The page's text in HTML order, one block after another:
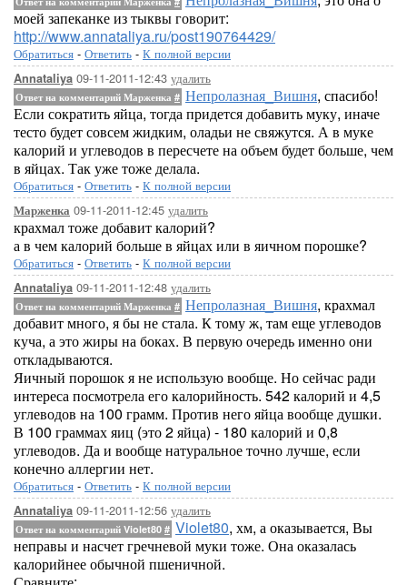
моей запеканке из тыквы говорит:
http://www.annataliya.ru/post190764429/
Обратиться - Ответить - К полной версии
Annataliya 09-11-2011-12:43 удалить
Ответ на комментарий Марженка # Непролазная_Вишня, спасибо!
Если сократить яйца, тогда придется добавить муку, иначе
тесто будет совсем жидким, оладьи не свяжутся. А в муке
калорий и углеводов в пересчете на объем будет больше, чем
в яйцах. Так уже тоже делала.
Обратиться - Ответить - К полной версии
Марженка 09-11-2011-12:45 удалить
крахмал тоже добавит калорий?
а в чем калорий больше в яйцах или в яичном порошке?
Обратиться - Ответить - К полной версии
Annataliya 09-11-2011-12:48 удалить
Ответ на комментарий Марженка # Непролазная_Вишня, крахмал
добавит много, я бы не стала. К тому ж, там еще углеводов
куча, а это жиры на боках. В первую очередь именно они
откладываются.
Яичный порошок я не использую вообще. Но сейчас ради
интереса посмотрела его калорийность. 542 калорий и 4,5
углеводов на 100 грамм. Против него яйца вообще душки.
В 100 граммах яиц (это 2 яйца) - 180 калорий и 0,8
углеводов. Да и вообще натуральное точно лучше, если
конечно аллергии нет.
Обратиться - Ответить - К полной версии
Annataliya 09-11-2011-12:56 удалить
Ответ на комментарий Violet80 # Violet80, хм, а оказывается, Вы
неправы и насчет гречневой муки тоже. Она оказалась
калорийнее обычной пшеничной.